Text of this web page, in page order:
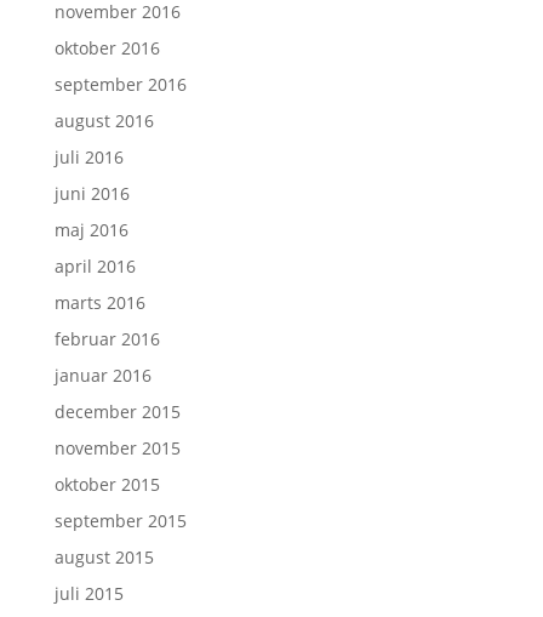
november 2016
oktober 2016
september 2016
august 2016
juli 2016
juni 2016
maj 2016
april 2016
marts 2016
februar 2016
januar 2016
december 2015
november 2015
oktober 2015
september 2015
august 2015
juli 2015